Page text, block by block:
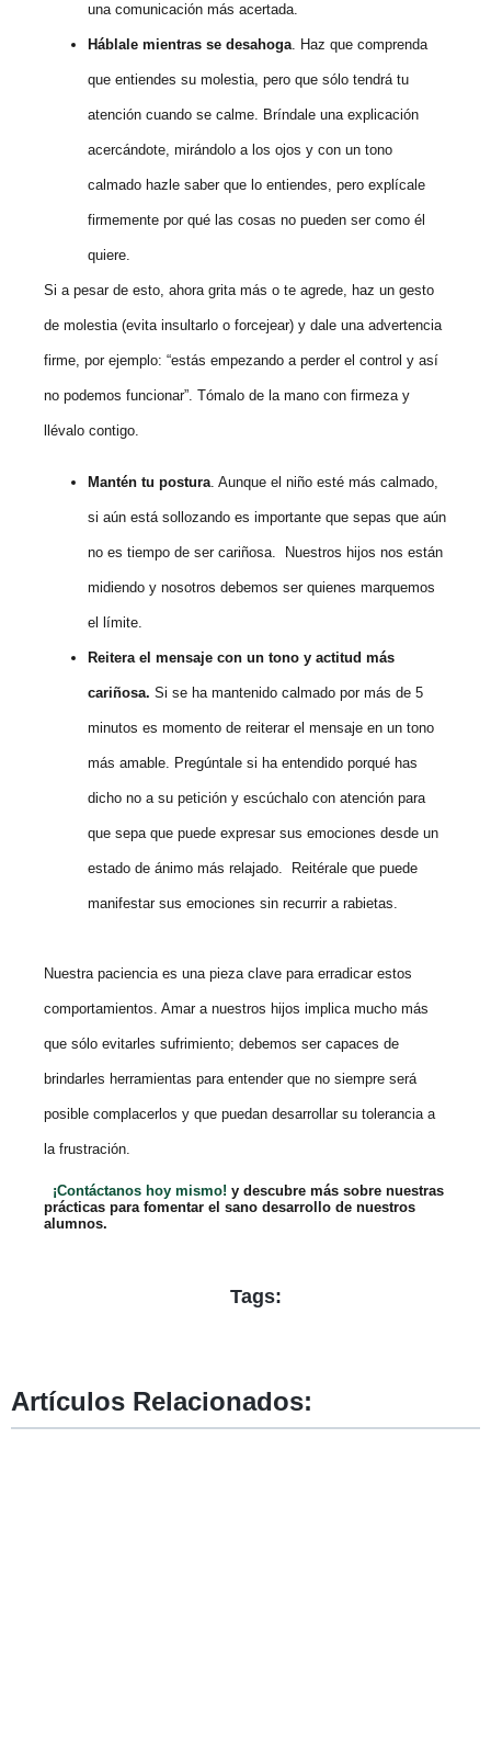
una comunicación más acertada.
Háblale mientras se desahoga. Haz que comprenda
que entiendes su molestia, pero que sólo tendrá tu
atención cuando se calme. Bríndale una explicación
acercándote, mirándolo a los ojos y con un tono
calmado hazle saber que lo entiendes, pero explícale
firmemente por qué las cosas no pueden ser como él
quiere.
Si a pesar de esto, ahora grita más o te agrede, haz un gesto
de molestia (evita insultarlo o forcejear) y dale una advertencia
firme, por ejemplo: “estás empezando a perder el control y así
no podemos funcionar”. Tómalo de la mano con firmeza y
llévalo contigo.
Mantén tu postura . Aunque el niño esté más calmado,
si aún está sollozando es importante que sepas que aún
no es tiempo de ser cariñosa. Nuestros hijos nos están
midiendo y nosotros debemos ser quienes marquemos
el límite.
Reitera el mensaje con un tono y actitud más
cariñosa. Si se ha mantenido calmado por más de 5
minutos es momento de reiterar el mensaje en un tono
más amable. Pregúntale si ha entendido porqué has
dicho no a su petición y escúchalo con atención para
que sepa que puede expresar sus emociones desde un
estado de ánimo más relajado. Reitérale que puede
manifestar sus emociones sin recurrir a rabietas.
Nuestra paciencia es una pieza clave para erradicar estos
comportamientos. Amar a nuestros hijos implica mucho más
que sólo evitarles sufrimiento; debemos ser capaces de
brindarles herramientas para entender que no siempre será
posible complacerlos y que puedan desarrollar su tolerancia a
la frustración.
¡Contáctanos hoy mismo! y descubre más sobre nuestras
prácticas para fomentar el sano desarrollo de nuestros
alumnos.
Tags:
Artículos Relacionados: